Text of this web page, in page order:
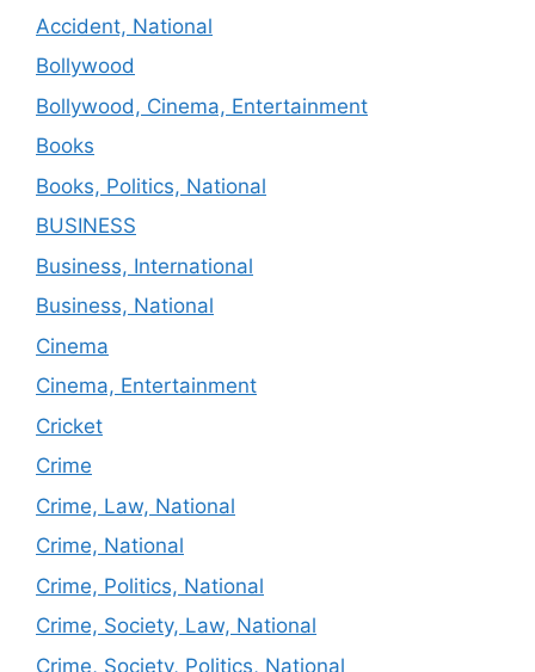
Accident, National
Bollywood
Bollywood, Cinema, Entertainment
Books
Books, Politics, National
BUSINESS
Business, International
Business, National
Cinema
Cinema, Entertainment
Cricket
Crime
Crime, Law, National
Crime, National
Crime, Politics, National
Crime, Society, Law, National
Crime, Society, Politics, National